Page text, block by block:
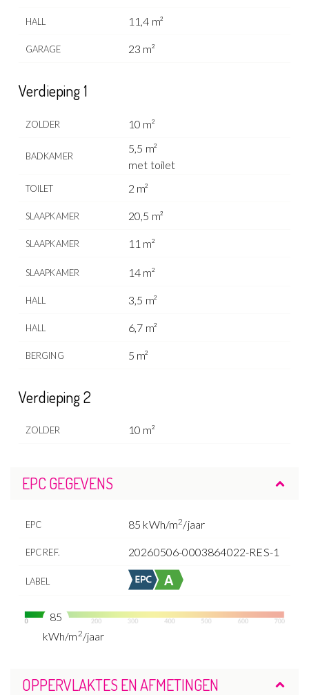
HALL 11,4 m²
GARAGE 23 m²
Verdieping 1
ZOLDER 10 m²
BADKAMER
5,5 m²
met toilet
TOILET 2 m²
SLAAPKAMER 20,5 m²
SLAAPKAMER 11 m²
SLAAPKAMER 14 m²
HALL 3,5 m²
HALL 6,7 m²
BERGING 5 m²
Verdieping 2
ZOLDER 10 m²
EPC GEGEVENS
EPC 85 kWh/m2/jaar
EPC REF. 20260506-0003864022-RES-1
LABEL
85
kWh/m 2/jaar
OPPERVLAKTES EN AFMETINGEN